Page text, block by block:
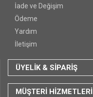
İade ve Değişim
Ödeme
Yardım
İletişim
ÜYELİK & SİPARİŞ
MÜŞTERİ HİZMETLERİ